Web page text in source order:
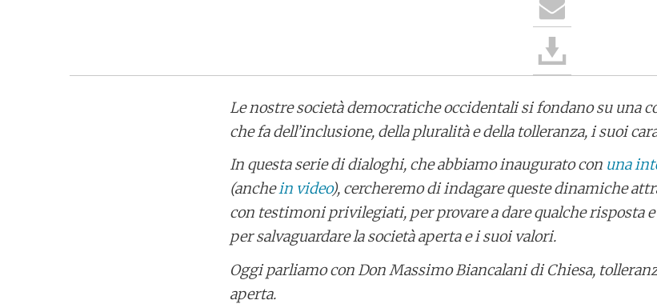
Le nostre società democratiche occidentali si fondano su una
che fa dell’inclusione, della pluralità e della tolleranza, i suoi
In questa serie di dialoghi, che abbiamo inaugurato con una
(anchein video), cercheremo di indagare queste dinamiche
con testimoni privilegiati, per provare a dare qualche risposta
per salvaguardare la società aperta e i suoi valori.
Oggi parliamo con Don Massimo Biancalani di Chiesa,
aperta.